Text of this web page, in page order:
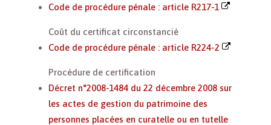
Code de procédure pénale : article R217-1
Coût du certificat circonstancié
Code de procédure pénale : article R224-2
Procédure de certification
Décret n°2008-1484 du 22 décembre 2008 sur
les actes de gestion du patrimoine des
personnes placées en curatelle ou en tutelle